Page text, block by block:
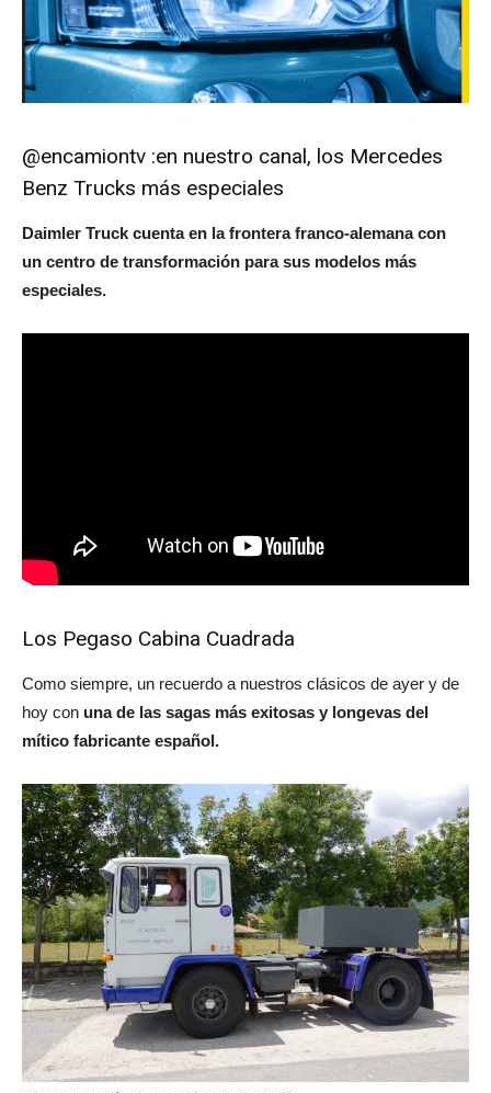
@encamiontv :en nuestro canal, los Mercedes
Benz Trucks más especiales
Daimler Truck cuenta en la frontera franco-alemana con
un centro de transformación para sus modelos más
especiales.
Los Pegaso Cabina Cuadrada
Como siempre, un recuerdo a nuestros clásicos de ayer y de
hoy con una de las sagas más exitosas y longevas del
mítico fabricante español.